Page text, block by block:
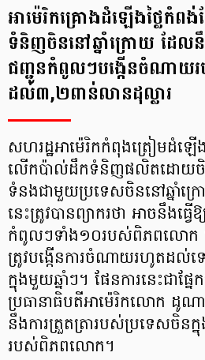
អាម៉េរិកគ្រោងដំឡើងថ្លៃកំព
ទំនិញចិននៅឆ្នាំក្រោយ ដែល
ជញ្ជូនកំពូលៗបង្កើនចំណាយ
ដល់៣,២ពាន់លានដុល្លារ
សហរដ្ឋអាម៉េរិកកំពុងត្រៀមដំឡើ
លើកប៉ាល់ដឹកទំនិញផលិតដោយចិ
ទំនងជាមួយប្រទេសចិននៅឆ្នាំ
នេះត្រូវបានព្យាករថា អាចនឹងធ្
កំពូលៗទាំង១០របស់ពិភពលោក
ត្រូវបង្កើនការចំណាយរហូតដល់ទ
ក្នុងមួយឆ្នាំៗ។ ផែនការនេះជាផ្
ប្រធានាធិបតីអាម៉េរិកលោក ដូណ
នឹងការត្រួតត្រារបស់ប្រទេសចិនក្
របស់ពិភពលោក។